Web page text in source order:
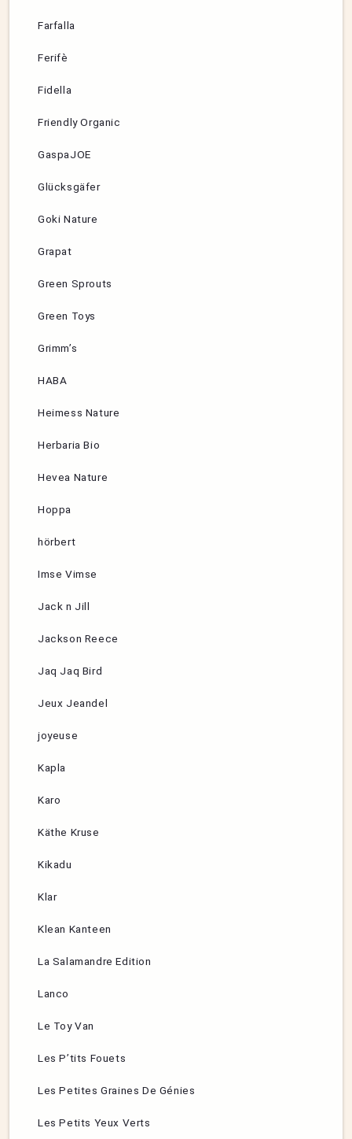
Farfalla
Ferifè
Fidella
Friendly Organic
GaspaJOE
Glücksgäfer
Goki Nature
Grapat
Green Sprouts
Green Toys
Grimm’s
HABA
Heimess Nature
Herbaria Bio
Hevea Nature
Hoppa
hörbert
Imse Vimse
Jack n Jill
Jackson Reece
Jaq Jaq Bird
Jeux Jeandel
joyeuse
Kapla
Karo
Käthe Kruse
Kikadu
Klar
Klean Kanteen
La Salamandre Edition
Lanco
Le Toy Van
Les P’tits Fouets
Les Petites Graines De Génies
Les Petits Yeux Verts